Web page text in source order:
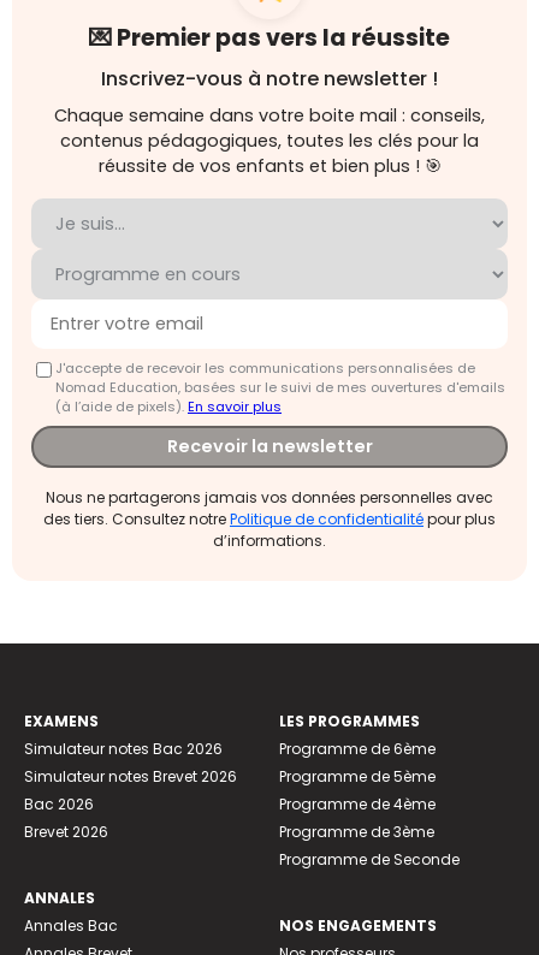
💌 Premier pas vers la réussite
Inscrivez-vous à notre newsletter !
Chaque semaine dans votre boite mail : conseils,
contenus pédagogiques, toutes les clés pour la
réussite de vos enfants et bien plus ! 🎯
J'accepte de recevoir les communications personnalisées de
Nomad Education, basées sur le suivi de mes ouvertures d'emails
(à l’aide de pixels).En savoir plus
Recevoir la newsletter
Nous ne partagerons jamais vos données personnelles avec
des tiers. Consultez notrePolitique de confidentialitépour plus
d’informations.
EXAMENS
Simulateur notes Bac 2026
Simulateur notes Brevet 2026
Bac 2026
Brevet 2026
ANNALES
Annales Bac
LES PROGRAMMES
Programme de 6ème
Programme de 5ème
Programme de 4ème
Programme de 3ème
Programme de Seconde
NOS ENGAGEMENTS